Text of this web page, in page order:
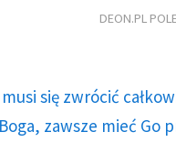
DEON.PL
się zwrócić
zawsze mieć Go